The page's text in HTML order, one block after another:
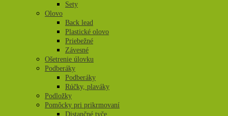
Sety
Olovo
Back lead
Plastické olovo
Priebežné
Závesné
Ošetrenie úlovku
Podberáky
Podberáky
Rúčky, plaváky
Podložky
Pomôcky pri prikrmovaní
Distančné tyče